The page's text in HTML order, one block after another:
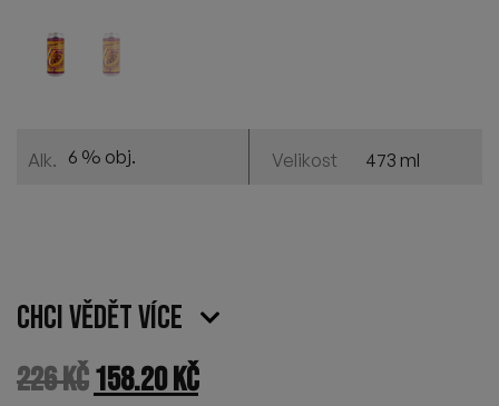
Alk. 6 % obj. Velikost 473 ml
Chci vědět více
226Kč158.20Kč